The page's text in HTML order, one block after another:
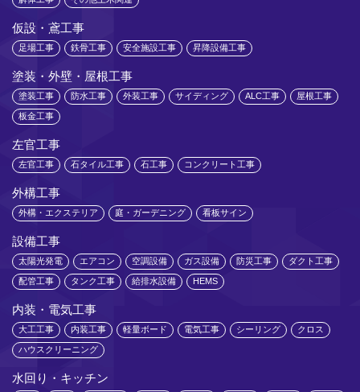
仮設・鳶工事
足場工事 鉄骨工事 安全施設工事 昇降設備工事
塗装・外壁・屋根工事
塗装工事 防水工事 外装工事 サイディング ALC工事 屋根工事
板金工事
左官工事
左官工事 石タイル工事 石工事 コンクリート工事
外構工事
外構・エクステリア 庭・ガーデニング 看板サイン
設備工事
太陽光発電 エアコン 空調設備 ガス設備 防災工事 ダクト工事
配管工事 タンク工事 給排水設備 HEMS
内装・電気工事
大工工事 内装工事 軽量ボード 電気工事 シーリング クロス
ハウスクリーニング
水回り・キッチン